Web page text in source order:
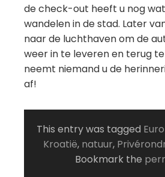
de check-out heeft u nog
wandelen in de stad. Later
naar de luchthaven om de
weer in te leveren en terug
neemt niemand u de
af!
This entry was tagged
Kroatië, natuur,
Bookmark the